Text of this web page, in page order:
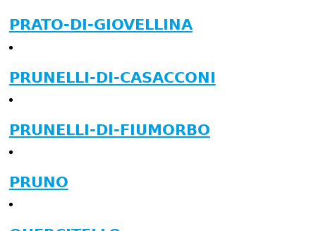
PRATO-DI-GIOVELLINA
PRUNELLI-DI-CASACCONI
PRUNELLI-DI-FIUMORBO
PRUNO